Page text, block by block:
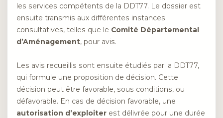
les services compétents de la DDT77. Le dossier est
ensuite transmis aux différentes instances
consultatives, telles que le Comité Départemental
d’Aménagement, pour avis.
Les avis recueillis sont ensuite étudiés par la DDT77,
qui formule une proposition de décision. Cette
décision peut être favorable, sous conditions, ou
défavorable. En cas de décision favorable, une
autorisation d’exploiter est délivrée pour une durée